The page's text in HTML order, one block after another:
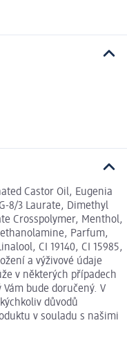
Castor Oil, Eugenia
8/3 Laurate, Dimethyl
Crosspolymer, Menthol,
Parfum,
CI 19140, CI 15985,
a výživové údaje
v některých případech
bude doručený. V
důvodů
v souladu s našimi